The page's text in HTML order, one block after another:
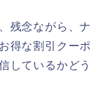
残念ながら、ナ
得な割引クーポ
しているかどう